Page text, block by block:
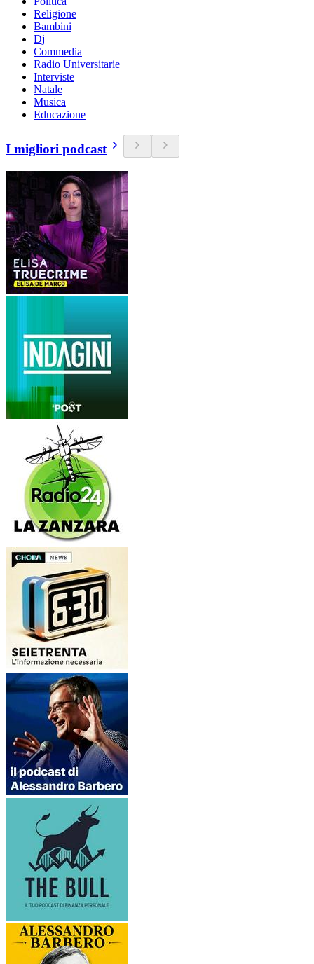
Religione
Bambini
Dj
Commedia
Radio Universitarie
Interviste
Natale
Musica
Educazione
I migliori podcast